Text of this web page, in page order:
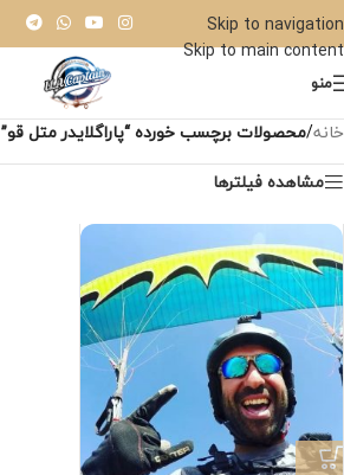
Skip to navigation
Skip to main content
منو
خانه/محصولات برچسب خورده “پاراگلایدر متل قو”
مشاهده فیلترها